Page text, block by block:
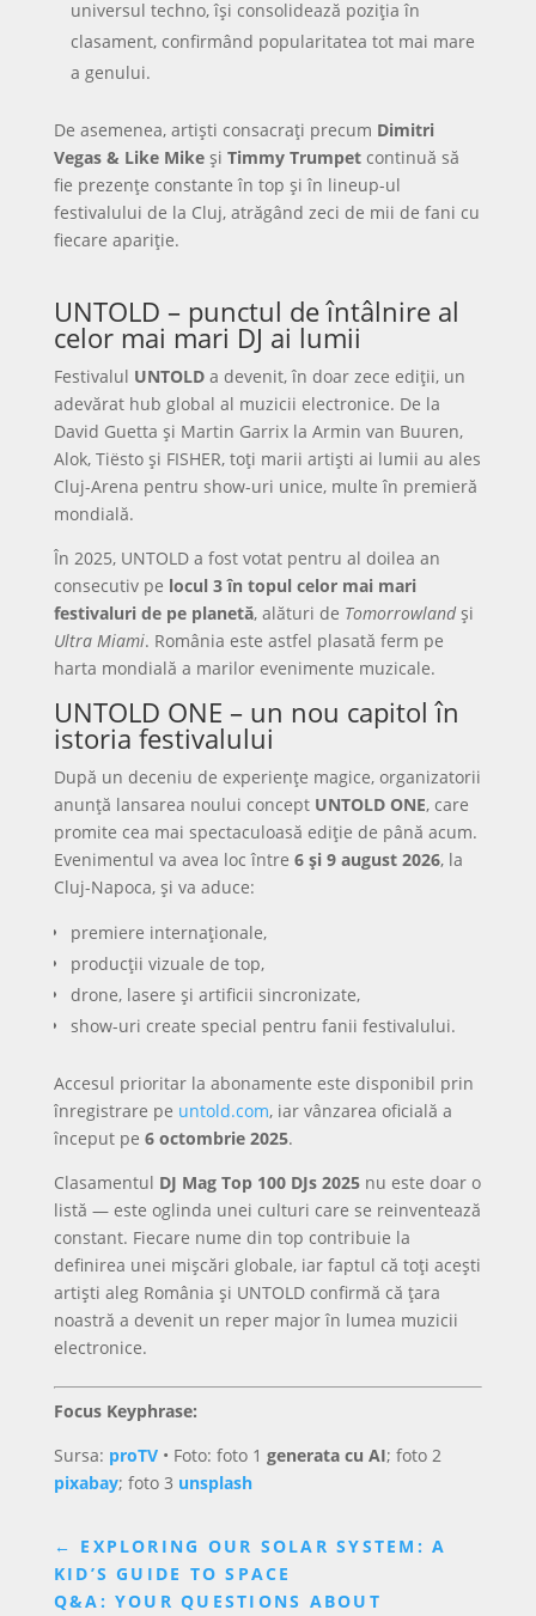
universul techno, își consolidează poziția în
clasament, confirmând popularitatea tot mai mare
a genului.
De asemenea, artiști consacrați precum Dimitri
Vegas & Like Mikeși Timmy Trumpetcontinuă să
fie prezențe constante în top și în lineup-ul
festivalului de la Cluj, atrăgând zeci de mii de fani cu
fiecare apariție.
UNTOLD – punctul de întâlnire al
celor mai mari DJ ai lumii
Festivalul UNTOLDa devenit, în doar zece ediții, un
adevărat hub global al muzicii electronice. De la
David Guetta și Martin Garrix la Armin van Buuren,
Alok, Tiësto și FISHER, toți marii artiști ai lumii au ales
Cluj-Arena pentru show-uri unice, multe în premieră
mondială.
În 2025, UNTOLD a fost votat pentru al doilea an
consecutiv pe locul 3 în topul celor mai mari
festivaluri de pe planetă, alături de Tomorrowlandși
Ultra Miami. România este astfel plasată ferm pe
harta mondială a marilor evenimente muzicale.
UNTOLD ONE – un nou capitol în
istoria festivalului
După un deceniu de experiențe magice, organizatorii
anunță lansarea noului concept UNTOLD ONE, care
promite cea mai spectaculoasă ediție de până acum.
Evenimentul va avea loc între 6 și 9 august 2026, la
Cluj-Napoca, și va aduce:
premiere internaționale,
producții vizuale de top,
drone, lasere și artificii sincronizate,
show-uri create special pentru fanii festivalului.
Accesul prioritar la abonamente este disponibil prin
înregistrare pe untold.com, iar vânzarea oficială a
început pe 6 octombrie 2025.
Clasamentul DJ Mag Top 100 DJs 2025nu este doar o
listă — este oglinda unei culturi care se reinventează
constant. Fiecare nume din top contribuie la
definirea unei mișcări globale, iar faptul că toți acești
artiști aleg România și UNTOLD confirmă că țara
noastră a devenit un reper major în lumea muzicii
electronice.
Focus Keyphrase:
Sursa: proTV• Foto: foto 1 generata cu AI; foto 2
pixabay; foto 3 unsplash
← EXPLORING OUR SOLAR SYSTEM: A
KID’S GUIDE TO SPACE
Q&A: YOUR QUESTIONS ABOUT